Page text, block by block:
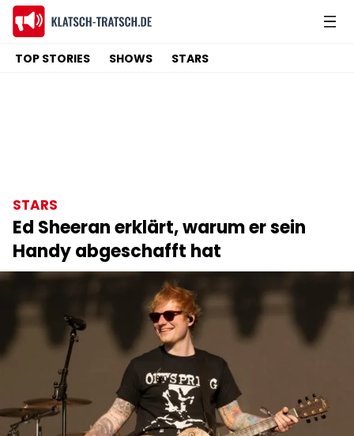
TOP STORIES SHOWS STARS
STARS
Ed Sheeran erklärt, warum er sein
Handy abgeschafft hat